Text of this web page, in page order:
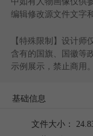
编辑修改源文件文字
【特殊限制】设计
含有的国旗、国徽等
示例展示，禁止商用
基础信息
文件大小：